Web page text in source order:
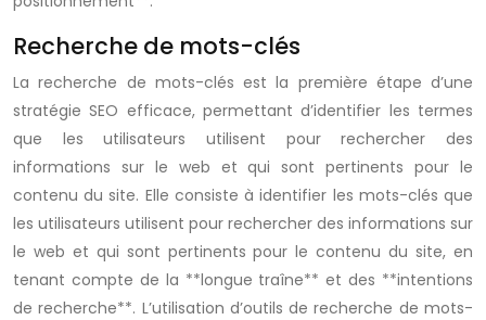
Recherche de mots-clés
La recherche de mots-clés est la première étape d’une
stratégie SEO efficace, permettant d’identifier les termes
que les utilisateurs utilisent pour rechercher des
informations sur le web et qui sont pertinents pour le
contenu du site. Elle consiste à identifier les mots-clés que
les utilisateurs utilisent pour rechercher des informations sur
le web et qui sont pertinents pour le contenu du site, en
tenant compte de la **longue traîne** et des **intentions
de recherche**. L’utilisation d’outils de recherche de mots-